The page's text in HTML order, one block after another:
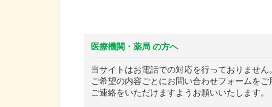
医療機関・薬局 の方へ
当サイトはお電話での対応を行っておりません。
ご希望の内容ごとにお問い合わせフォームを
ご連絡をいただけますようお願いいたします。